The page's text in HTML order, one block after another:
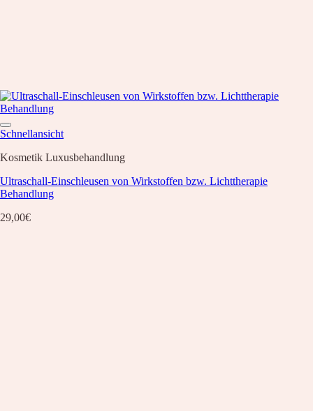
Schnellansicht
Kosmetik Luxusbehandlung
Ultraschall-Einschleusen von Wirkstoffen bzw. Lichttherapie
Behandlung
29,00€